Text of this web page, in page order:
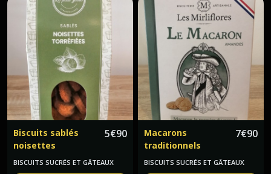
Biscuits sablés
noisettes
torréfiées Le Petit
5€90
BISCUITS SUCRÉS ET GÂTEAUX
Macarons
traditionnels
amandes
7€90
BISCUITS SUCRÉS ET GÂTEAUX